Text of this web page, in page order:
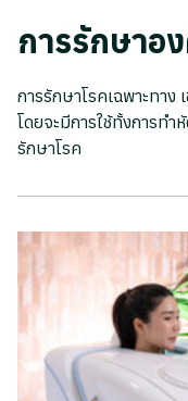
การรักษาอ
การรักษาโรคเฉพาะทาง
โดยจะมีการใช้ทั้งการทำ
รักษาโรค